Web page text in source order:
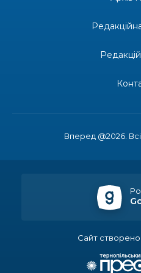
епідеміолог, зоолог
спецрахунки
Перемога бахмутян
Бахмутяни грали в
Вперед @2026.
Сайт створено